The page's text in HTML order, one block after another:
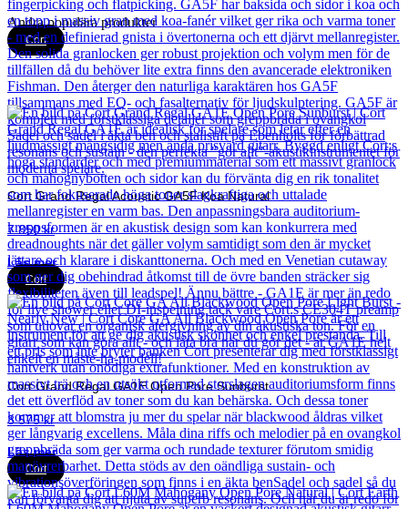
Andra populära produkter
Cort
Cort Grand Regal Acoustic GA5F Koa Natural
7 850kr
Läs mer
Cort
Cort Grand Regal GA1E Open Pore Sunburst
3 575kr
Läs mer
Cort